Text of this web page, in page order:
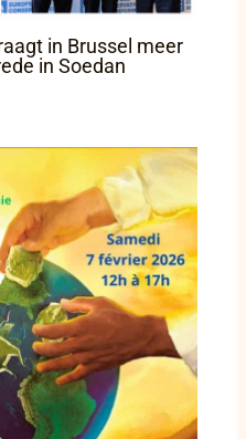
in Brussel meer
in Soedan